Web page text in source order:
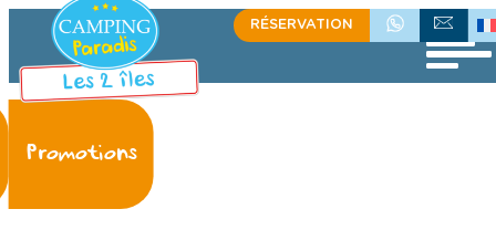
contenu
RÉSERVATION+336 08 33 71 95
ÉCRIVEZ-